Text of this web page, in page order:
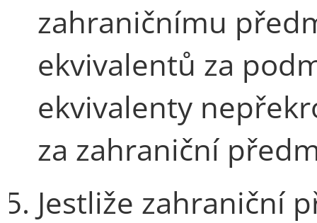
zahraničnímu
ekvivalentů za
ekvivalenty
za zahraniční
Jestliže zahraniční